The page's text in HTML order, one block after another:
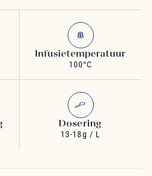
Infusietemperatuur
100°C
Dosering
13-18g / L